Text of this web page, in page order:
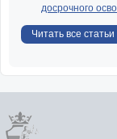
досрочного
Читать все статьи